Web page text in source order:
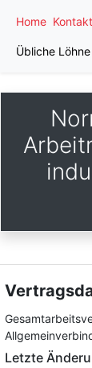
Home Kontakt
Übliche Löhne
Letzte